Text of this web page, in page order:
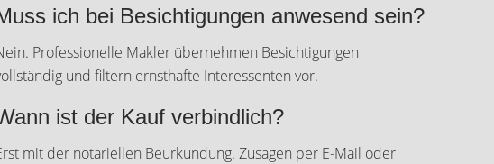
ich bei Besichtigungen anwesend sein?
Professionelle Makler übernehmen Besichtigungen
und filtern ernsthafte Interessenten vor.
ist der Kauf verbindlich?
mit der notariellen Beurkundung. Zusagen per E-Mail oder